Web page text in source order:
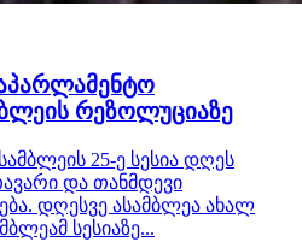
რეზოლუციაზე
25-ე სესია დღეს
და თანმდევი
დღესვე ასამბლეა ახალ
სესიაზე...